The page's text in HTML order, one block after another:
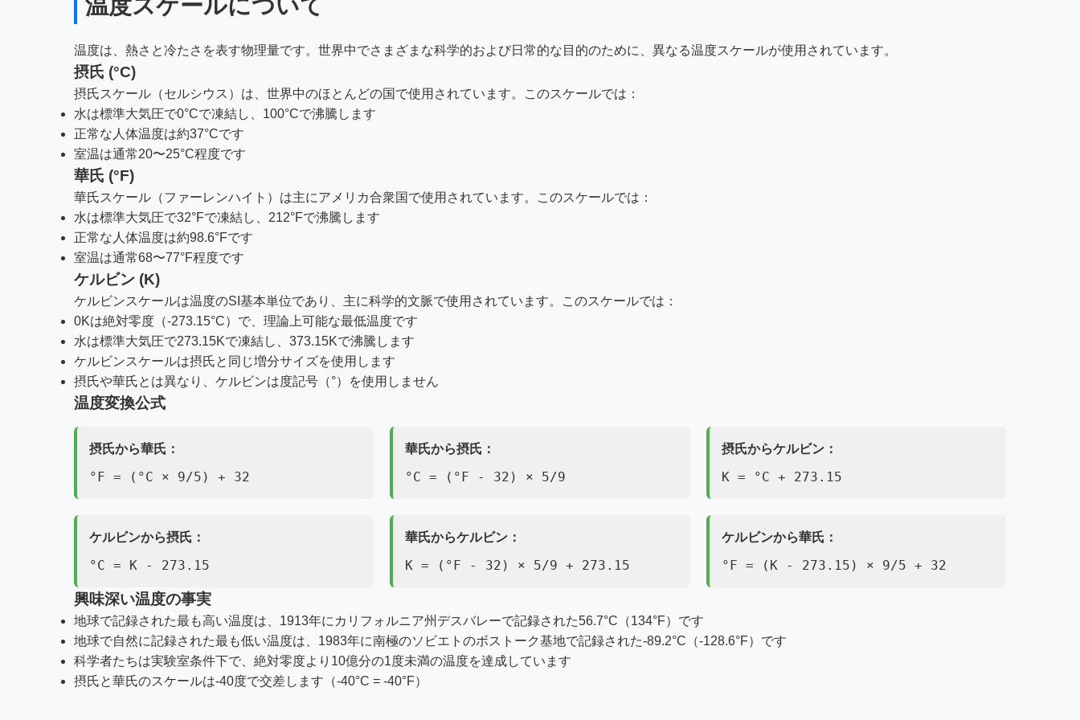
温度スケールについて
温度は、熱さと冷たさを表す物理量です。世界中でさまざまな科学的および日常的な目的のために、異なる温度スケールが使用されています。
摂氏 (°C)
摂氏スケール（セルシウス）は、世界中のほとんどの国で使用されています。このスケールでは：
水は標準大気圧で0°Cで凍結し、100°Cで沸騰します
正常な人体温度は約37°Cです
室温は通常20〜25°C程度です
華氏 (°F)
華氏スケール（ファーレンハイト）は主にアメリカ合衆国で使用されています。このスケールでは：
水は標準大気圧で32°Fで凍結し、212°Fで沸騰します
正常な人体温度は約98.6°Fです
室温は通常68〜77°F程度です
ケルビン (K)
ケルビンスケールは温度のSI基本単位であり、主に科学的文脈で使用されています。このスケールでは：
0Kは絶対零度（-273.15°C）で、理論上可能な最低温度です
水は標準大気圧で273.15Kで凍結し、373.15Kで沸騰します
ケルビンスケールは摂氏と同じ増分サイズを使用します
摂氏や華氏とは異なり、ケルビンは度記号（°）を使用しません
温度変換公式
摂氏から華氏：
°F = (°C × 9/5) + 32
華氏から摂氏：
°C = (°F - 32) × 5/9
摂氏からケルビン：
K = °C + 273.15
ケルビンから摂氏：
°C = K - 273.15
華氏からケルビン：
K = (°F - 32) × 5/9 + 273.15
ケルビンから華氏：
°F = (K - 273.15) × 9/5 + 32
興味深い温度の事実
地球で記録された最も高い温度は、1913年にカリフォルニア州デスバレーで記録された56.7°C（134°F）です
地球で自然に記録された最も低い温度は、1983年に南極のソビエトのボストーク基地で記録された-89.2°C（-128.6°F）です
科学者たちは実験室条件下で、絶対零度より10億分の1度未満の温度を達成しています
摂氏と華氏のスケールは-40度で交差します（-40°C = -40°F）